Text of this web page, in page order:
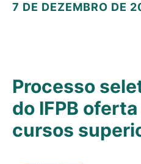
7 DE DEZEMBRO DE
Processo
do IFPB
cursos